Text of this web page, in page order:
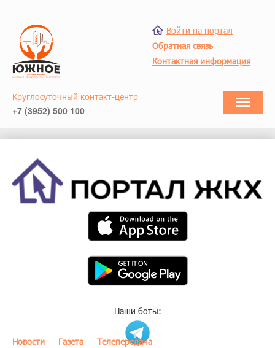
Войти на портал
Обратная связь
Контактная информация
Круглосуточный контакт-центр
+7 (3952) 500 100
Наши боты:
Новости Газета Телепередача